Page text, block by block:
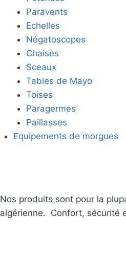
Paravents
Echelles
Négatoscopes
Chaises
Sceaux
Tables de Mayo
Toises
Paragermes
Paillasses
Equipements de morgues
Nos produits sont pour la
algérienne. Confort, sécurité